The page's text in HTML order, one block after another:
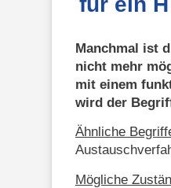
Manchmal ist
nicht mehr
mit einem
wird der
Ähnliche
Mögliche